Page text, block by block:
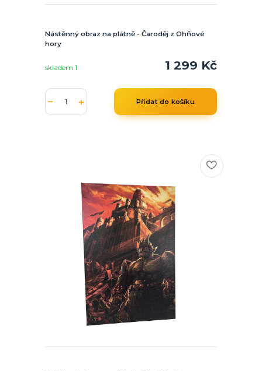
Nástěnný obraz na plátně - Čaroděj z Ohňové
hory
1 299 Kč
skladem 1
Přidat do košíku